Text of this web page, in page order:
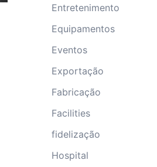
Entretenimento
Equipamentos
Eventos
Exportação
Fabricação
Facilities
fidelização
Hospital